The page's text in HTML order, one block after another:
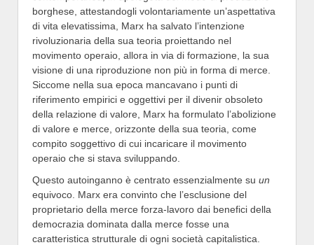
borghese, attestandogli volontariamente un’aspettativa
di vita elevatissima, Marx ha salvato l’intenzione
rivoluzionaria della sua teoria proiettando nel
movimento operaio, allora in via di formazione, la sua
visione di una riproduzione non più in forma di merce.
Siccome nella sua epoca mancavano i punti di
riferimento empirici e oggettivi per il divenir obsoleto
della relazione di valore, Marx ha formulato l’abolizione
di valore e merce, orizzonte della sua teoria, come
compito soggettivo di cui incaricare il movimento
operaio che si stava sviluppando.
Questo autoinganno è centrato essenzialmente su un
equivoco. Marx era convinto che l’esclusione del
proprietario della merce forza-lavoro dai benefici della
democrazia dominata dalla merce fosse una
caratteristica strutturale di ogni società capitalistica.